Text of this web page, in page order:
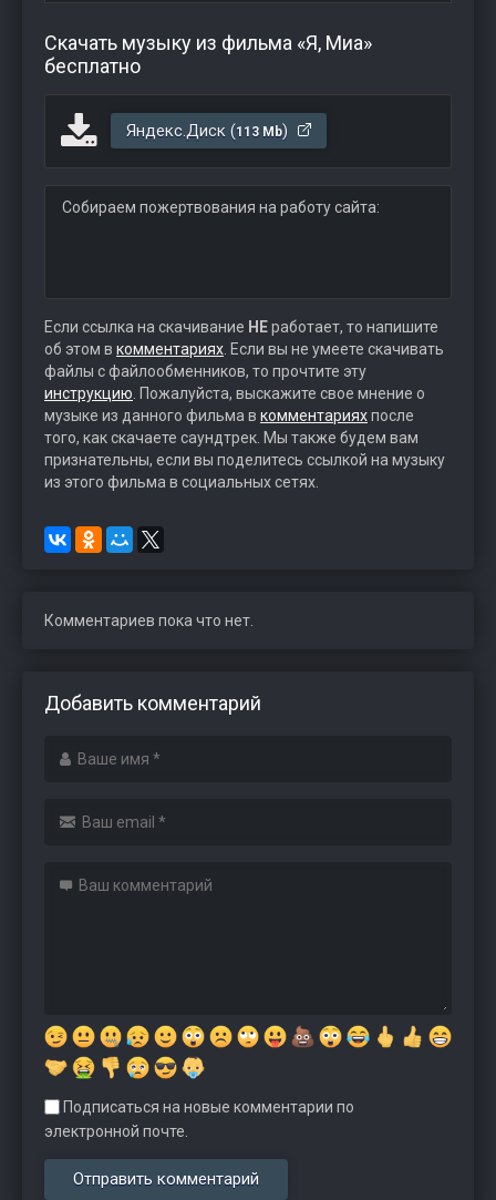
Скачать музыку из фильма «Я, Миа»
бесплатно
Яндекс.Диск (113 Mb)
Собираем пожертвования на работу сайта:
Если ссылка на скачивание НЕработает, то напишите
об этом в комментариях . Если вы не умеете скачивать
файлы с файлообменников, то прочтите эту
инструкцию . Пожалуйста, выскажите свое мнение о
музыке из данного фильма в комментарияхпосле
того, как скачаете саундтрек. Мы также будем вам
признательны, если вы поделитесь ссылкой на музыку
из этого фильма в социальных сетях.
Комментариев пока что нет.
Добавить комментарий
Подписаться на новые комментарии по
электронной почте.